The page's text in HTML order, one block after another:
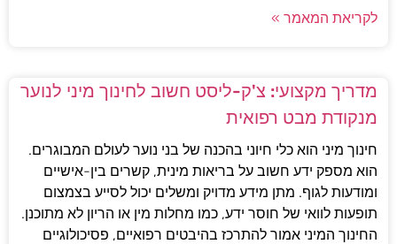
לקריאת המאמר »
מדריך מקצועי: צ'ק-ליסט חשוב לחינוך מיני לנוער
מנקודת מבט רפואית
חינוך מיני הוא כלי חיוני בהכנה של בני נוער לעולם המבוגרים.
הוא מספק ידע חשוב על בריאות מינית, קשרים בין-אישיים
ומודעות לגוף. מתן מידע מדויק ומשלים יכול לסייע בצמצום
תופעות לוואי של חוסר ידע, כמו מחלות מין או הריון לא מתוכנן.
החינוך המיני אמור להתרכז בהיבטים רפואיים, פסיכולוגיים